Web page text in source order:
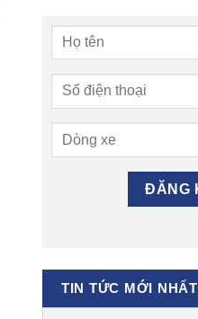
TIN TỨC MỚI NHẤT